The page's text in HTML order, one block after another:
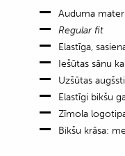
Auduma
Regular fit
Elastīga,
Iešūtas sānu
Uzšūtas
Elastīgi bikšu
Zīmola
Bikšu krāsa: